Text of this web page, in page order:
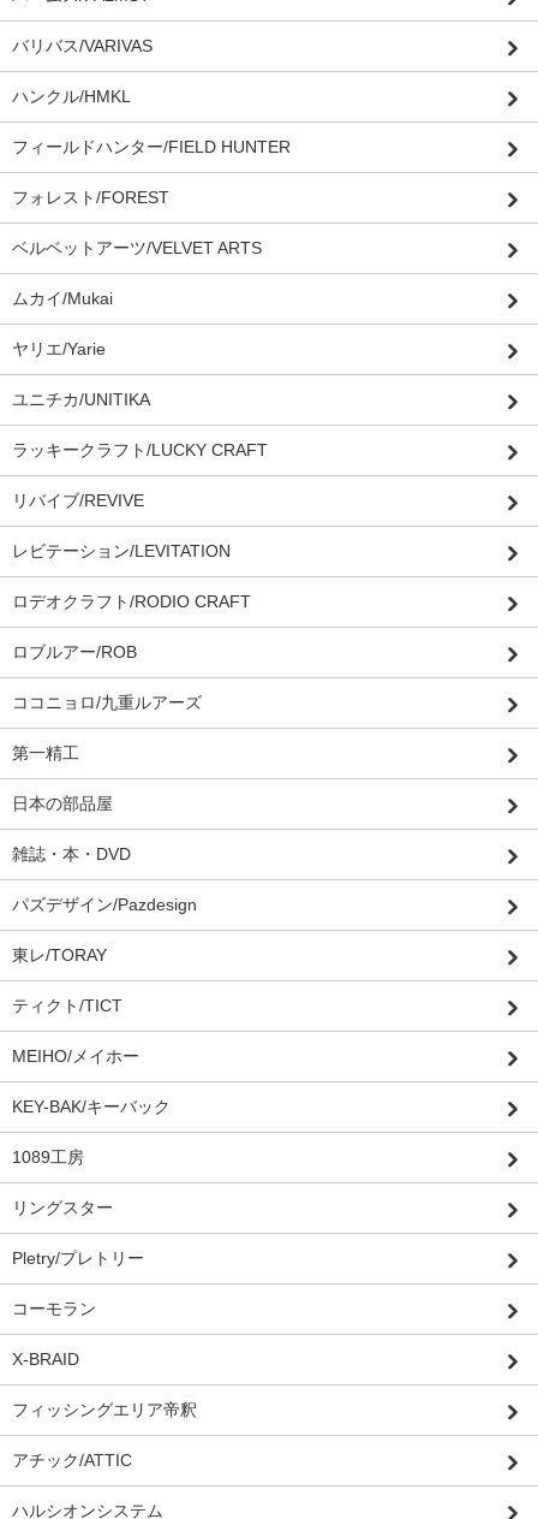
バリバス/VARIVAS
ハンクル/HMKL
フィールドハンター/FIELD HUNTER
フォレスト/FOREST
ベルベットアーツ/VELVET ARTS
ムカイ/Mukai
ヤリエ/Yarie
ユニチカ/UNITIKA
ラッキークラフト/LUCKY CRAFT
リバイブ/REVIVE
レビテーション/LEVITATION
ロデオクラフト/RODIO CRAFT
ロブルアー/ROB
ココニョロ/九重ルアーズ
第一精工
日本の部品屋
雑誌・本・DVD
パズデザイン/Pazdesign
東レ/TORAY
ティクト/TICT
MEIHO/メイホー
KEY-BAK/キーバック
1089工房
リングスター
Pletry/プレトリー
コーモラン
X-BRAID
フィッシングエリア帝釈
アチック/ATTIC
ハルシオンシステム